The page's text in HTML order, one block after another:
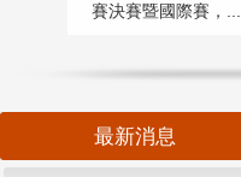
賽決賽暨國際賽，...
最新消息